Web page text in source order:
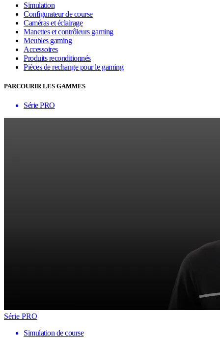
Simulation
Configurateur de course
Caméras et éclairage
Manettes et contrôleurs gaming
Meubles gaming
Accessoires
Produits reconditionnés
Pièces de rechange pour le gaming
PARCOURIR LES GAMMES
Série PRO
Série PRO
Simulation de course